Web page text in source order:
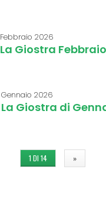
Febbraio 2026
La Giostra Febbraio
Gennaio 2026
La Giostra di
1 DI 14 »